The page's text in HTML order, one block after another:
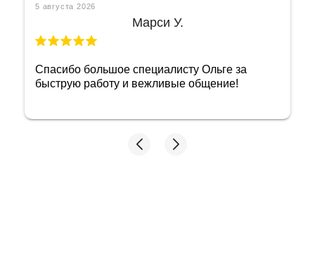
5 августа 2026
Марси У.
Спасибо большое специалисту Ольге за
быструю работу и вежливые общение!